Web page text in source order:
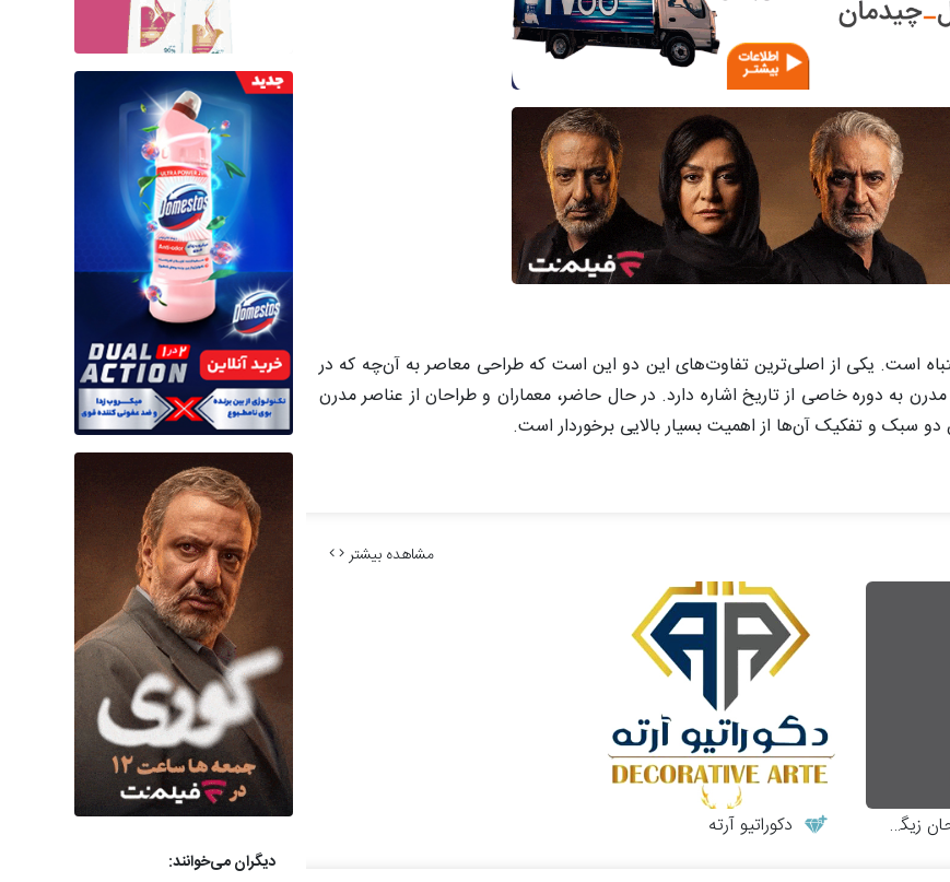
است. یکی از اصلی‌ترین تفاوت‌های این دو این است که طراحی معاصر به آن‌چه که در
به دوره خاصی از تاریخ اشاره دارد. در حال حاضر، معماران و طراحان از عناصر مدرن
سبک و تفکیک آن‌ها از اهمیت بسیار بالایی برخوردار است.
مشاهده بیشتر
دکوراتیو آرته
دیگران می‌خوانند: